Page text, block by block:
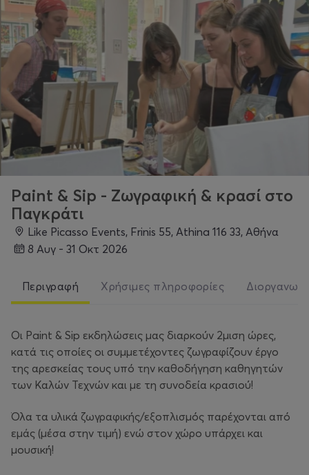
Paint & Sip - Ζωγραφική & κρασί στο
Παγκράτι
Like Picasso Events, Frinis 55, Athina 116 33, Αθήνα
8 Αυγ - 31 Οκτ 2026
Περιγραφή Χρήσιμες πληροφορίες
Οι Paint & Sip εκδηλώσεις μας διαρκούν 2μιση ώρες,
κατά τις οποίες οι συμμετέχοντες ζωγραφίζουν έργο
της αρεσκείας τους υπό την καθοδήγηση καθηγητών
των Καλών Τεχνών και με τη συνοδεία κρασιού!
Όλα τα υλικά ζωγραφικής/εξοπλισμός παρέχονται από
εμάς (μέσα στην τιμή) ενώ στον χώρο υπάρχει και
μουσική!